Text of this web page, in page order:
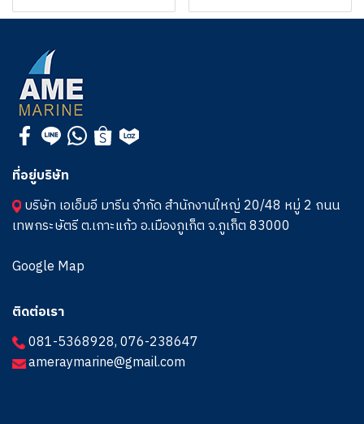
ที่อยู่บริษัท
บริษัท เอเอ็มอี มารีน จำกัด สำนักงานใหญ่ 20/48 หมู่ 2 ถนน
เทพกระษัตรี ต.เกาะแก้ว อ.เมืองภูเก็ต จ.ภูเก็ต 83000
Google Map
ติดต่อเรา
081-5368928,076-238647
ameraymarine@gmail.com